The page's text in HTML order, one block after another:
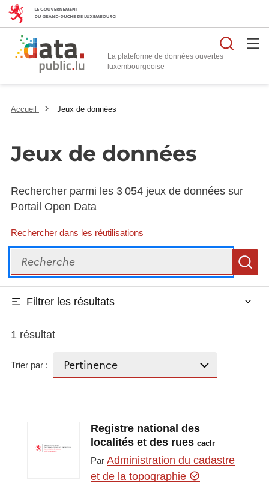
La plateforme de données ouvertes
Accueil Jeux de données
Jeux de données
Rechercher parmi les 3 054 jeux de données sur
Portail Open Data
Rechercher dans les réutilisations
Recherche
Filtrer les résultats
1 résultat
Trier par :
Registre national des
localités et des rues caclr
Par Administration du cadastre
et de la topographie